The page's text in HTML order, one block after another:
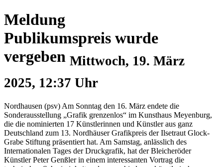
Meldung
Publikumspreis wurde
vergeben Mittwoch, 19. März
2025, 12:37 Uhr
Nordhausen (psv) Am Sonntag den 16. März endete die
Sonderausstellung „Grafik grenzenlos“ im Kunsthaus Meyenburg,
die die nominierten 17 Künstlerinnen und Künstler aus ganz
Deutschland zum 13. Nordhäuser Grafikpreis der Ilsetraut Glock-
Grabe Stiftung präsentiert hat. Am Samstag, anlässlich des
Internationalen Tages der Druckgrafik, hat der Bleicheröder
Künstler Peter Genßler in einem interessanten Vortrag die